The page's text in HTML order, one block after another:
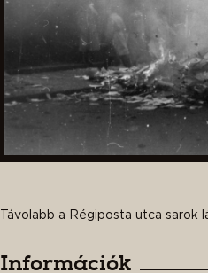
Távolabb a Régiposta utca sarok
Információk